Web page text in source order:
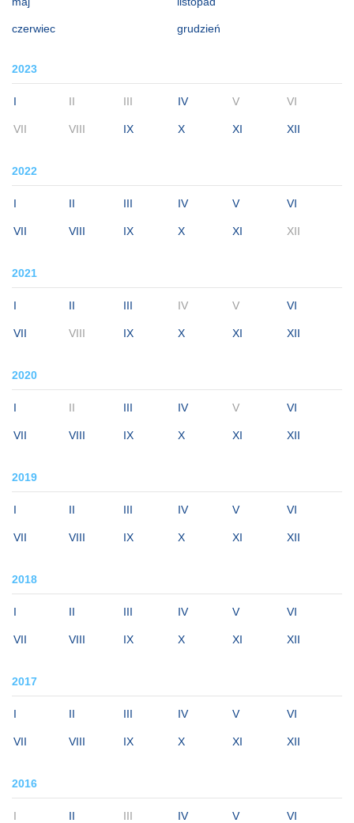
czerwiec grudzień
2023
I II III IV V VI
VII VIII IX X XI XII
2022
I II III IV V VI
VII VIII IX X XI XII
2021
I II III IV V VI
VII VIII IX X XI XII
2020
I II III IV V VI
VII VIII IX X XI XII
2019
I II III IV V VI
VII VIII IX X XI XII
2018
I II III IV V VI
VII VIII IX X XI XII
2017
I II III IV V VI
VII VIII IX X XI XII
2016
I II III IV V VI